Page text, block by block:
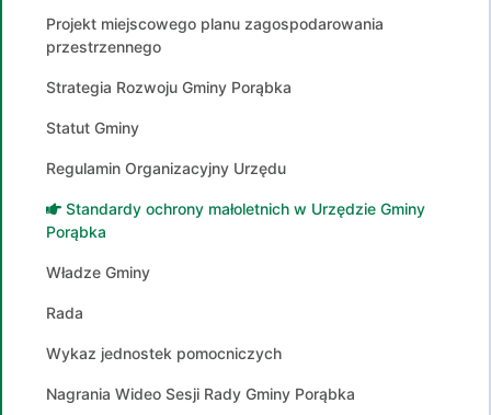
Projekt miejscowego planu zagospodarowania
przestrzennego
Strategia Rozwoju Gminy Porąbka
Statut Gminy
Regulamin Organizacyjny Urzędu
Standardy ochrony małoletnich w Urzędzie Gminy
Porąbka
Władze Gminy
Rada
Wykaz jednostek pomocniczych
Nagrania Wideo Sesji Rady Gminy Porąbka